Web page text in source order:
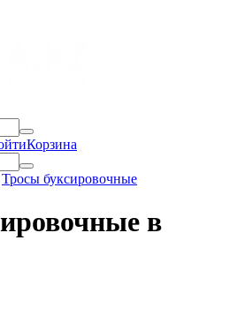
Корзина
Тросы буксировочные
в